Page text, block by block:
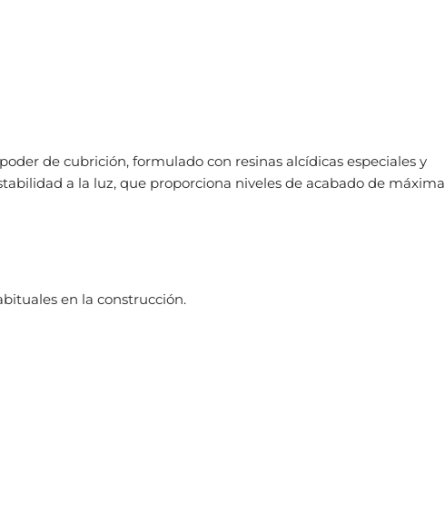
de cubrición, formulado con resinas alcídicas especiales y
a la luz, que proporciona niveles de acabado de máxima
en la construcción.